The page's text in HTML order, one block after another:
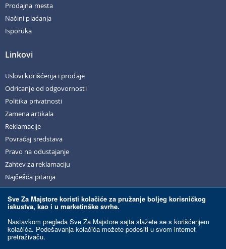
Sve Za Majstore koristi kolačiće za pružanje boljeg korisničkog
iskustva, kao i u marketinške svrhe.
Nastavkom pregleda Sve Za Majstore sajta slažete se s korišćenjem
kolačića. Podešavanja kolačića možete podesiti u svom internet
pretraživaču.
Prodajna mesta
Načini plaćanja
Isporuka
Linkovi
Uslovi korišćenja i prodaje
Odricanje od odgovornosti
Politika privatnosti
Zamena artikala
Reklamacije
Povraćaj sredstava
Pravo na odustajanje
Zahtev za reklamaciju
Najčešća pitanja
Razvoj sajta:
© Sve Za Majstore. 2026. Sva prava zadržana.